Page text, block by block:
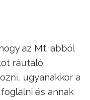
az Mt. abból
ráutaló
ugyanakkor a
és annak